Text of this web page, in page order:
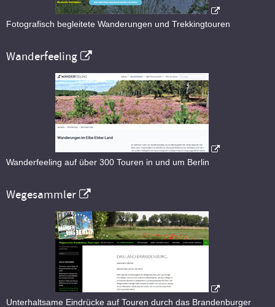
Fotografisch begleitete Wanderungen und Trekkingtouren
Wanderfeeling
Wanderfeeling auf über 300 Touren in und um Berlin
Wegesammler
Unterhaltsame Eindrücke auf Touren durch das Brandenburger